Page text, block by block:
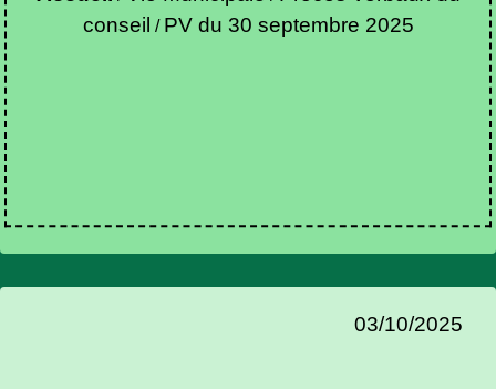
conseil / PV du 30 septembre 2025
03/10/2025